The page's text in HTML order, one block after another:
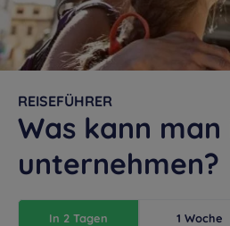
REISEFÜHRER
Was kann man
unternehmen?
In 2 Tagen 1 Woche